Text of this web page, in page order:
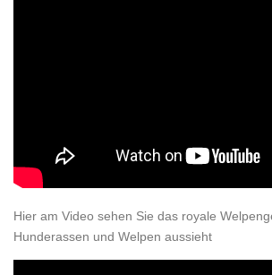
Hier am Video sehen Sie das royale
Hunderassen und Welpen aussieht